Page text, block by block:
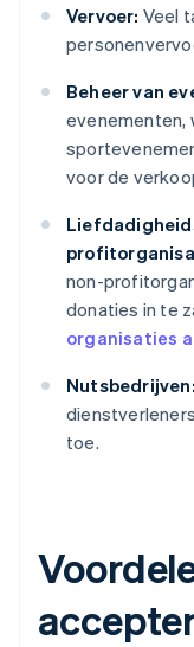
Vervoer: Veel
Beheer van
evenementen,
voor de
non-
donaties in te
organisaties
Nutsbedrijven:
toe.